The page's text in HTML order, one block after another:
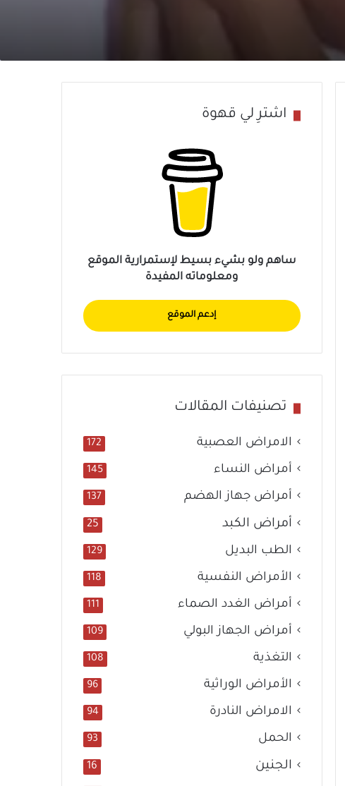
اشترِ لي قهوة
ساهم ولو بشيء بسيط لإستمرارية الموقع
ومعلوماته المفيدة
إدعم الموقع
تصنيفات المقالات
الامراض العصبية 172
أمراض النساء 145
أمراض جهاز الهضم 137
أمراض الكبد 25
الطب البديل 129
الأمراض النفسية 118
أمراض الغدد الصماء 111
أمراض الجهاز البولي 109
التغذية 108
الأمراض الوراثية 96
الامراض النادرة 94
الحمل 93
الجنين 16